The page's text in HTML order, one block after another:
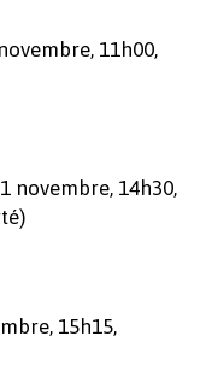
11h00,
novembre, 14h30,
15h15,